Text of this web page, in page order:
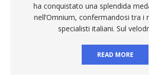
ha conquistato una splendida
nell’Omnium, confermandosi tra i
specialisti italiani. Sul
READ MORE